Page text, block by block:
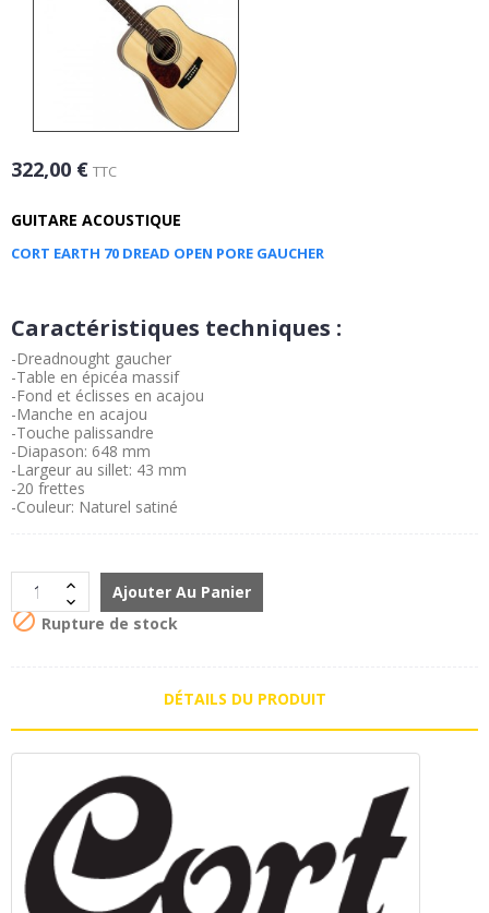
322,00 € TTC
GUITARE ACOUSTIQUE
CORT EARTH 70 DREAD OPEN PORE GAUCHER
Caractéristiques techniques :
-Dreadnought gaucher
-Table en épicéa massif
-Fond et éclisses en acajou
-Manche en acajou
-Touche palissandre
-Diapason: 648 mm
-Largeur au sillet: 43 mm
-20 frettes
-Couleur: Naturel satiné
Ajouter Au Panier
 Rupture de stock
DÉTAILS DU PRODUIT